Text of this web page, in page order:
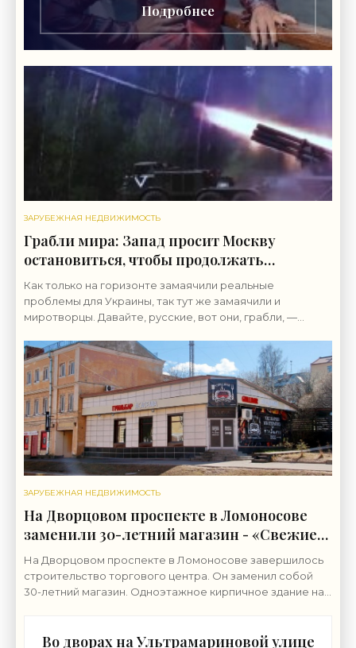
Подробнее
ЗАРУБЕЖНАЯ НЕДВИЖИМОСТЬ
Грабли мира: Запад просит Москву
остановиться, чтобы продолжать
«убивать больше русских» -
«Недвижимость»
Как только на горизонте замаячили реальные
проблемы для Украины, так тут же замаячили и
миротворцы. Давайте, русские, вот они, грабли, —
ЗАРУБЕЖНАЯ НЕДВИЖИМОСТЬ
На Дворцовом проспекте в Ломоносове
заменили 30-летний магазин - «Свежие
новости строительства»
На Дворцовом проспекте в Ломоносове завершилось
строительство торгового центра. Он заменил собой
30-летний магазин. Одноэтажное кирпичное здание на
Во дворах на Ультрамариновой улице